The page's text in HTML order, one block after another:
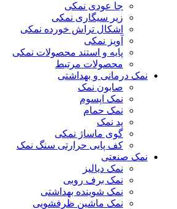
جا عودی نمکی
زیر سیگاری نمکی
اشکال تراش خورده نمکی
آویز نمکی
پایه و استند محصولات نمکی
محصولات مرتبط
نمک درمانی و بهداشتی
صابون نمک
نمک اپسوم
نمک حمام
پد نمک
گوی ماساژ نمکی
کف پایی حرارتی سنگ نمک
نمک صنعتی
نمک دیالیز
نمک برف روبی
نمک شوینده بهداشتی
نمک ماشین ظرفشویی